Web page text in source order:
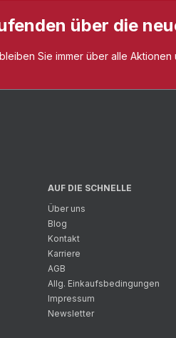
über die
Sie immer über alle
AUF DIE SCHNELLE
Über uns
Blog
Kontakt
Karriere
AGB
Allg. Einkaufsbedingungen
Impressum
Newsletter